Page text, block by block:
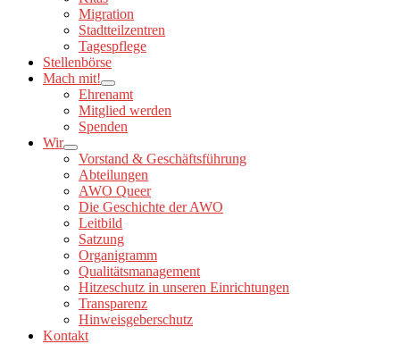
Migration
Stadtteilzentren
Tagespflege
Stellenbörse
Mach mit!
Ehrenamt
Mitglied werden
Spenden
Wir
Vorstand & Geschäftsführung
Abteilungen
AWO Queer
Die Geschichte der AWO
Leitbild
Satzung
Organigramm
Qualitätsmanagement
Hitzeschutz in unseren Einrichtungen
Transparenz
Hinweisgeberschutz
Kontakt